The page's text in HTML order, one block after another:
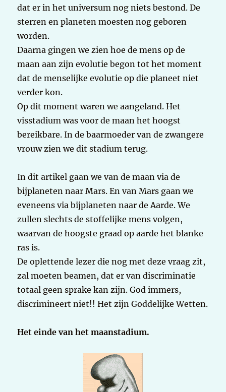
dat er in het universum nog niets bestond. De
sterren en planeten moesten nog geboren
worden.
Daarna gingen we zien hoe de mens op de
maan aan zijn evolutie begon tot het moment
dat de menselijke evolutie op die planeet niet
verder kon.
Op dit moment waren we aangeland. Het
visstadium was voor de maan het hoogst
bereikbare. In de baarmoeder van de zwangere
vrouw zien we dit stadium terug.
In dit artikel gaan we van de maan via de
bijplaneten naar Mars. En van Mars gaan we
eveneens via bijplaneten naar de Aarde. We
zullen slechts de stoffelijke mens volgen,
waarvan de hoogste graad op aarde het blanke
ras is.
De oplettende lezer die nog met deze vraag zit,
zal moeten beamen, dat er van discriminatie
totaal geen sprake kan zijn. God immers,
discrimineert niet!! Het zijn Goddelijke Wetten.
Het einde van het maanstadium.